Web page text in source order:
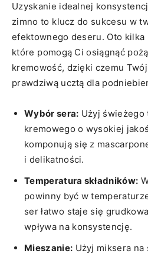
Uzyskanie idealnej
zimno to ⁢klucz do sukcesu w
‌efektownego​ deseru. Oto
które⁣ pomogą Ci osiągnąć
kremowość, dzięki czemu
prawdziwą ucztą dla
Wybór sera: Użyj świeżego
kremowego o wysokiej
komponują ‌się z
i delikatności.
Temperatura ‍składników:
powinny być w
ser łatwo⁢ staje się
wpływa na​ konsystencję.
Mieszanie: Użyj miksera